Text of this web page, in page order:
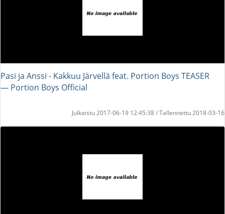
Pasi ja Anssi - Kakkuu Järvellä feat. Portion Boys TEASER
― Portion Boys Official
Julkaistu 2017-06-19 12:45:38 / Tallennettu 2018-03-16